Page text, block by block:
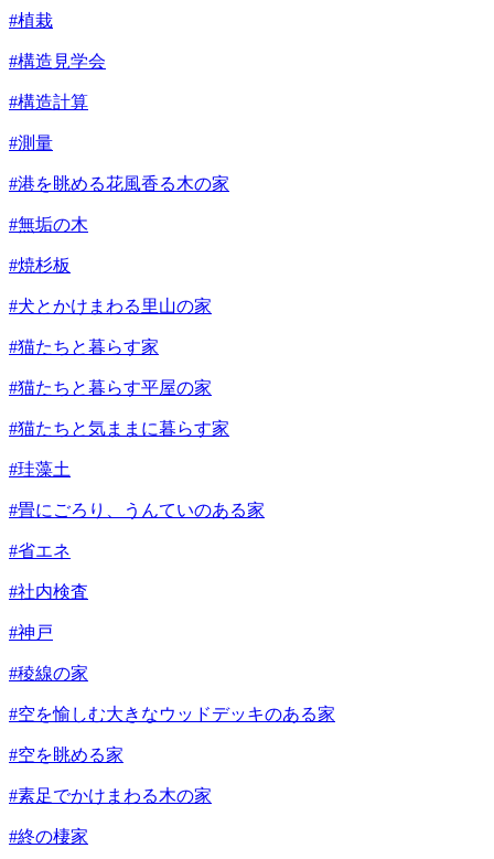
#植栽
#構造見学会
#構造計算
#測量
#港を眺める花風香る木の家
#無垢の木
#焼杉板
#犬とかけまわる里山の家
#猫たちと暮らす家
#猫たちと暮らす平屋の家
#猫たちと気ままに暮らす家
#珪藻土
#畳にごろり、うんていのある家
#省エネ
#社内検査
#神戸
#稜線の家
#空を愉しむ大きなウッドデッキのある家
#空を眺める家
#素足でかけまわる木の家
#終の棲家